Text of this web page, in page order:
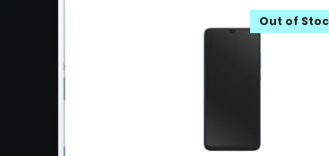
Out of